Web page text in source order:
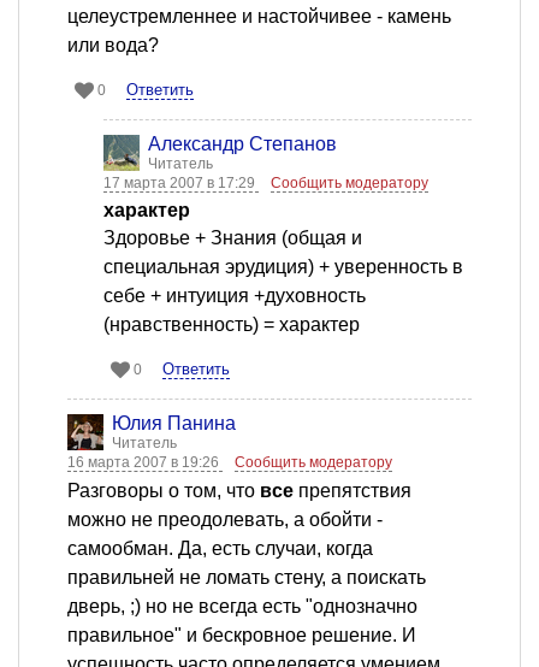
целеустремленнее и настойчивее - камень
или вода?
0 Ответить
Александр Степанов
Читатель
17 марта 2007 в 17:29
Сообщить модератору
характер
Здоровье + Знания (общая и
специальная эрудиция) + уверенность в
себе + интуиция +духовность
(нравственность) = характер
0 Ответить
Юлия Панина
Читатель
16 марта 2007 в 19:26
Сообщить модератору
Разговоры о том, что все препятствия
можно не преодолевать, а обойти -
самообман. Да, есть случаи, когда
правильней не ломать стену, а поискать
дверь, ;) но не всегда есть "однозначно
правильное" и бескровное решение. И